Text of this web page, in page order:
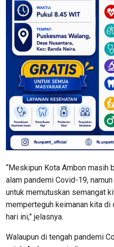
“Meskipun Kota Ambon masih
alam pandemi Covid-19,
untuk memutuskan semangat
memperteguh keimanan kita di
hari ini,” jelasnya.
Walaupun di tengah pandemi